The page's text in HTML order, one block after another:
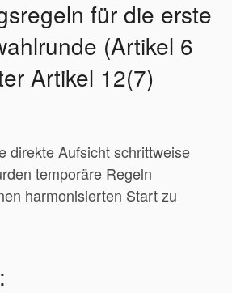
für die erste
(Artikel 6
Artikel 12(7)
direkte Aufsicht schrittweise
temporäre Regeln
harmonisierten Start zu